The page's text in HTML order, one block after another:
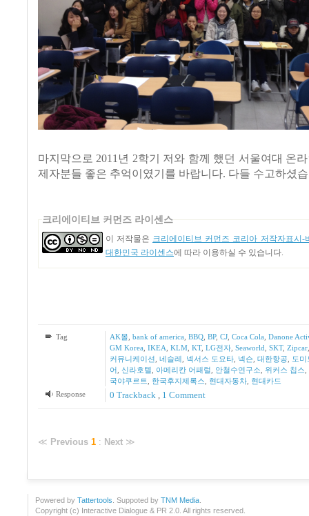
마지막으로 2011년 2학기 저와 함께 했던 서울여대 온
제자분들 좋은 추억이였기를 바랍니다. 다들 수고하셨
크리에이티브 커먼즈 라이센스
이 저작물은 크리에이티브 커먼즈 코리아 저작자표시-
대한민국 라이센스에 따라 이용하실 수 있습니다.
Tag AK몰, bank of america BBQ, BP, CJ, Coca Cola Danone
GM Korea IKEA KLM, KT, LG전자, Seaworld SKT, Zipcar
커뮤니케이션 네슬레 넥서스 도요타, 넥슨, 대한항공,
도미
어 신라호텔 아메리칸 어패럴 안철수연구소 위커스 칩스
국야쿠르트
한국후지제록스 현대자동차, 현대카드
Response
0 Trackback 1 Comment
≪ Previous 1 : Next ≫
Powered by Tattertools. Suppoted by TNM Media.
Copyright (c) Interactive Dialogue & PR 2.0. All rights reserved.